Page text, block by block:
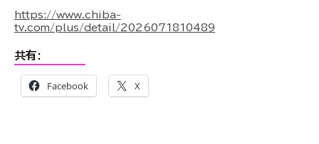
https://www.chiba-
tv.com/plus/detail/2026071810489
共有:
Facebook X